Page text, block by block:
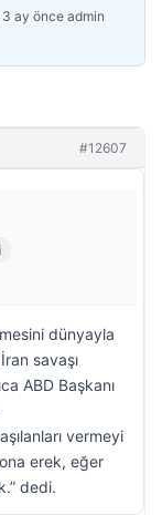
3 ay önce admin
#12607
dünyayla
savaşı
ABD Başkanı
vermeyi
erek, eğer
dedi.